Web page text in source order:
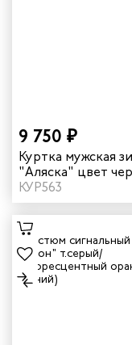
9 750 ₽
Куртка мужская
"Аляска" цвет
КУР563